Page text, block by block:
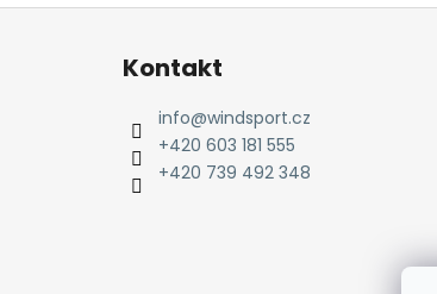
Z
Kontakt
info@windsport.cz
+420 603 181 555
+420 739 492 348